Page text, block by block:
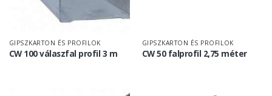
GIPSZKARTON ÉS PROFILOK
CW 100 válaszfal profil 3 m
GIPSZKARTON ÉS PROFILOK
CW 50 falprofil 2,75 méter